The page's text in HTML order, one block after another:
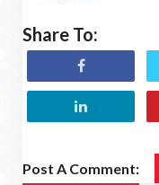
Share To:
Post A Comment: